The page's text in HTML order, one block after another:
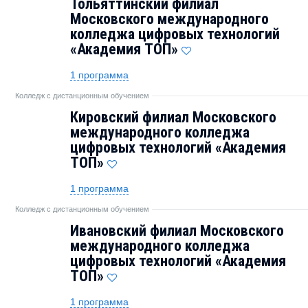
Тольяттинский филиал
Московского международного
колледжа цифровых технологий
«Академия TOП»
1 программа
Колледж с дистанционным обучением
Кировский филиал Московского
международного колледжа
цифровых технологий «Академия
ТОП»
1 программа
Колледж с дистанционным обучением
Ивановский филиал Московского
международного колледжа
цифровых технологий «Академия
TOП»
1 программа